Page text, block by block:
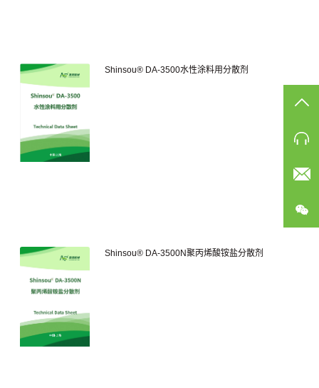
Shinsou® DA-3500水性涂料用分散剂
Shinsou® DA-3500N聚丙烯酸铵盐分散剂
电
邮
公